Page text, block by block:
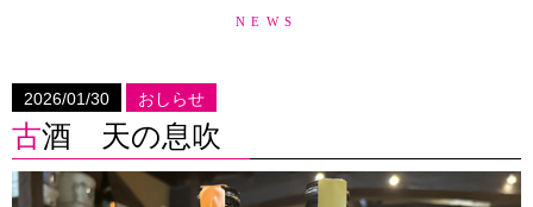
NEWS
2026/01/30 おしらせ
古酒 天の息吹